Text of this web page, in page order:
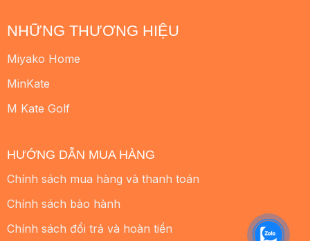
NHỮNG THƯƠNG HIỆU
Miyako Home
MinKate
M Kate Golf
HƯỚNG DẪN MUA HÀNG
Chính sách mua hàng và thanh toán
Chính sách bảo hành
Chính sách đổi trả và hoàn tiền